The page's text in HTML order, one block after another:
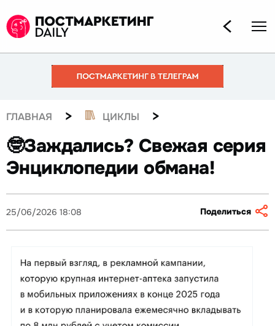
ГЛАВНАЯ > ЦИКЛЫ >
🤓Заждались? Свежая серия
Энциклопедии обмана!
25/06/2026 18:08 Поделиться